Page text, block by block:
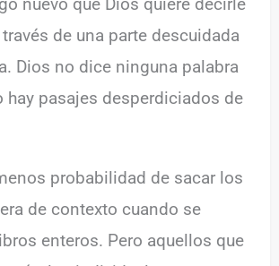
nuevo que Dios quiere decirle
de una parte descuidada
Dios no dice ninguna palabra
hay pasajes desperdiciados de
probabilidad de sacar los
de contexto cuando se
enteros. Pero aquellos que